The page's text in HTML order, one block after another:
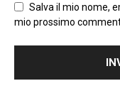
Salva il mio nome,
mio prossimo